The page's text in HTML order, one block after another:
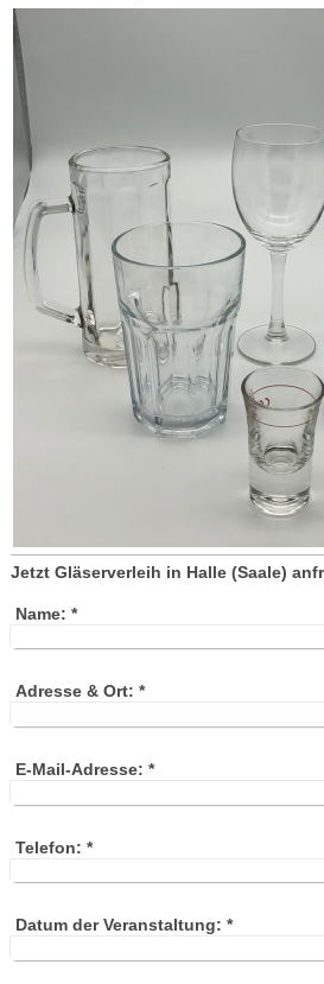
Jetzt Gläserverleih in Halle (Saale)
Name: *
Adresse & Ort: *
E-Mail-Adresse: *
Telefon: *
Datum der Veranstaltung: *